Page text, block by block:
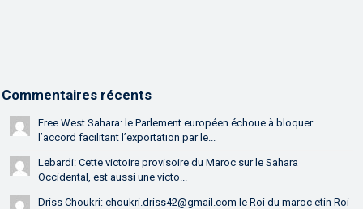
Commentaires récents
Free West Sahara: le Parlement européen échoue à bloquer
l’accord facilitant l’exportation par le...
Lebardi: Cette victoire provisoire du Maroc sur le Sahara
Occidental, est aussi une victo...
Driss Choukri: choukri.driss42@gmail.com le Roi du maroc etin Roi